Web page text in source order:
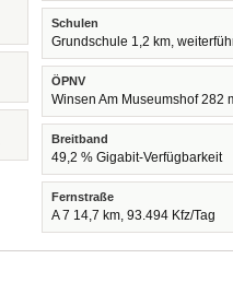
Schulen
Grundschule 1,2 km,
ÖPNV
Winsen Am Museumshof 282
Breitband
49,2 % Gigabit-Verfügbarkeit
Fernstraße
A 7 14,7 km, 93.494 Kfz/Tag